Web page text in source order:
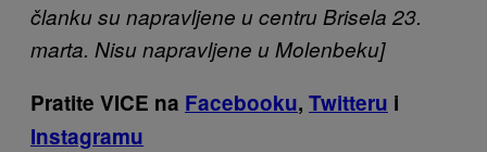
članku su napravljene u centru Brisela 23.
marta. Nisu napravljene u Molenbeku]
Pratite VICE na Facebooku, Twitteru i
Instagramu